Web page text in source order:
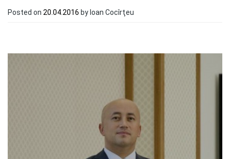
Posted on 20.04.2016 by Ioan Cocîrţeu